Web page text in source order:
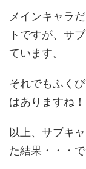
メインキャラ
トですが、サ
ています。
それでもふく
はありますね！
以上、サブキ
た結果・・・